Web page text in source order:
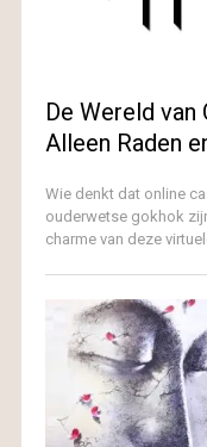
De Wereld van
Alleen Raden
Wie denkt dat online
ouderwetse gokhok
charme van deze